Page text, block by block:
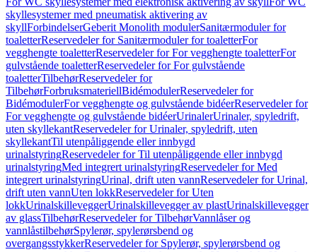
skyllesystemer med pneumatisk aktivering av
skyllForbindelserGeberit Monolith modulerSanitærmoduler for
toaletterReservedeler for Sanitærmoduler for toaletterFor
vegghengte toaletterReservedeler for For vegghengte toaletterFor
gulvstående toaletterReservedeler for For gulvstående
toaletterTilbehørReservedeler for
TilbehørForbruksmateriellBidémodulerReservedeler for
BidémodulerFor vegghengte og gulvstående bidéerReservedeler for
For vegghengte og gulvstående bidéerUrinalerUrinaler, spyledrift,
uten skyllekantReservedeler for Urinaler, spyledrift, uten
skyllekantTil utenpåliggende eller innbygd
urinalstyringReservedeler for Til utenpåliggende eller innbygd
urinalstyringMed integrert urinalstyringReservedeler for Med
integrert urinalstyringUrinal, drift uten vannReservedeler for Urinal,
drift uten vannUten lokkReservedeler for Uten
lokkUrinalskilleveggerUrinalskillevegger av plastUrinalskillevegger
av glassTilbehørReservedeler for TilbehørVannlåser og
vannlåstilbehørSpylerør, spylerørsbend og
overgangsstykkerReservedeler for Spylerør, spylerørsbend og